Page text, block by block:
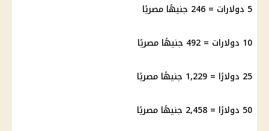
5 دولارات = 246 جنيهًا مصريًا
10 دولارات = 492 جنيهًا مصريًا
25 دولارًا = 1,229 جنيهًا مصريًا
50 دولارًا = 2,458 جنيهًا مصريًا